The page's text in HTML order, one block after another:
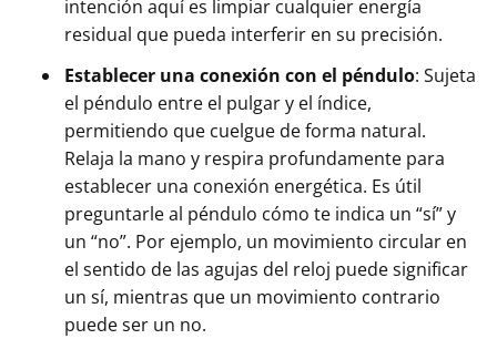
intención aquí es limpiar cualquier energía
residual que pueda interferir en su precisión.
Establecer una conexión con el péndulo: Sujeta
el péndulo entre el pulgar y el índice,
permitiendo que cuelgue de forma natural.
Relaja la mano y respira profundamente para
establecer una conexión energética. Es útil
preguntarle al péndulo cómo te indica un “sí” y
un “no”. Por ejemplo, un movimiento circular en
el sentido de las agujas del reloj puede significar
un sí, mientras que un movimiento contrario
puede ser un no.